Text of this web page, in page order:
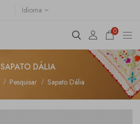
Idioma
0
SAPATO DÁLIA
Pesquisar Sapato Dália